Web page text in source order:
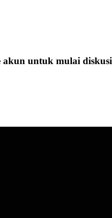
untuk mulai diskusi